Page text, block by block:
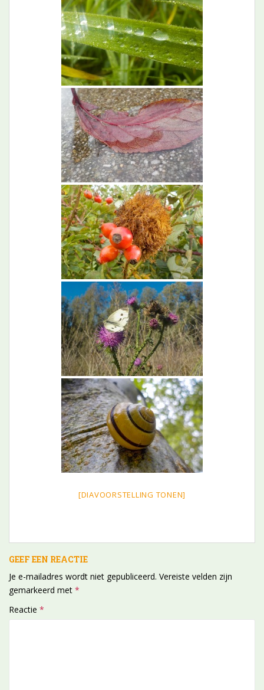
[DIAVOORSTELLING TONEN]
GEEF EEN REACTIE
Je e-mailadres wordt niet gepubliceerd. Vereiste velden zijn
gemarkeerd met *
Reactie *